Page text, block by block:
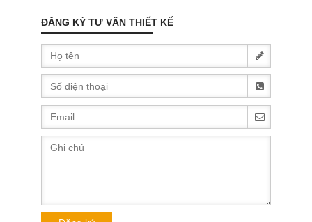
ĐĂNG KÝ TƯ VÂN THIẾT KẾ